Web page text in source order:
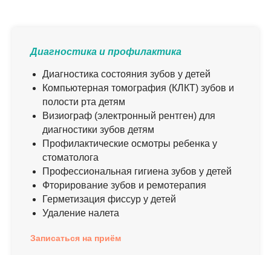
Диагностика и профилактика
Диагностика состояния зубов у детей
Компьютерная томография (КЛКТ) зубов и
полости рта детям
Визиограф (электронный рентген) для
диагностики зубов детям
Профилактические осмотры ребенка у
стоматолога
Профессиональная гигиена зубов у детей
Фторирование зубов и ремотерапия
Герметизация фиссур у детей
Удаление налета
Записаться на приём